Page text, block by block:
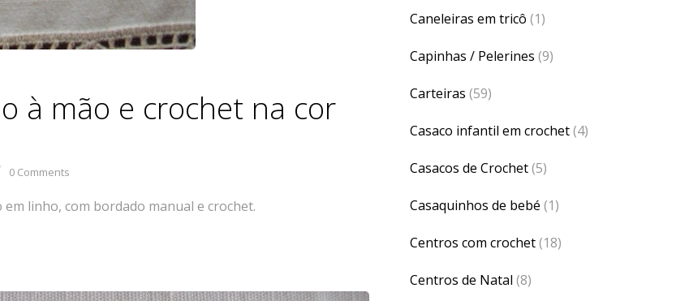
à mão e crochet na cor
0 Comments
linho, com bordado manual e crochet.
Caneleiras em tricô (1)
Capinhas / Pelerines (9)
Carteiras (59)
Casaco infantil em crochet(4)
Casacos de Crochet(5)
Casaquinhos de bebé (1)
Centros com crochet(18)
Centros de Natal (8)